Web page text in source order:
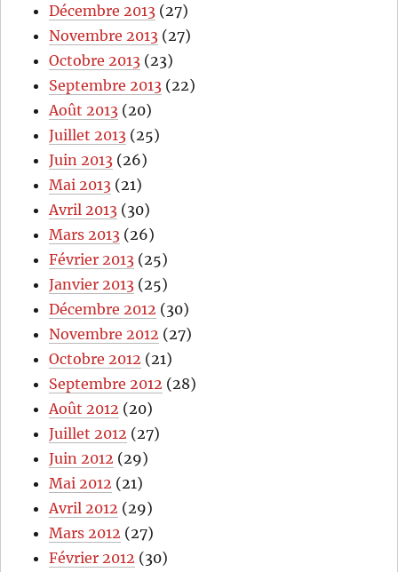
Décembre 2013 (27)
Novembre 2013 (27)
Octobre 2013 (23)
Septembre 2013 (22)
Août 2013 (20)
Juillet 2013 (25)
Juin 2013 (26)
Mai 2013 (21)
Avril 2013 (30)
Mars 2013 (26)
Février 2013 (25)
Janvier 2013 (25)
Décembre 2012 (30)
Novembre 2012 (27)
Octobre 2012 (21)
Septembre 2012 (28)
Août 2012 (20)
Juillet 2012 (27)
Juin 2012 (29)
Mai 2012 (21)
Avril 2012 (29)
Mars 2012 (27)
Février 2012 (30)